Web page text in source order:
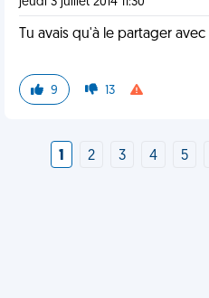
Tu avais qu'à le partager
9 13
1 2 3 4 5